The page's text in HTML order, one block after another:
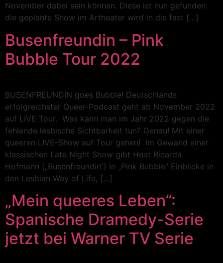
November dabei sein können. Diese ist nun gefunden:
die geplante Show im Artheater wird in die fast […]
Busenfreundin – Pink
Bubble Tour 2022
BUSENFREUNDIN goes Bubble! Deutschlands
erfolgreichster Queer-Podcast geht ab November 2022
auf LIVE Tour. Was kann man im Jahr 2022 gegen die
fehlende lesbische Sichtbarkeit tun? Genau! Mit einer
queeren LIVE-Show auf Tour gehen! Im Gewand einer
klassischen Late Night Show gibt Host Ricarda
Hofmann („Busenfreundin“) in „Pink Bubble“ Einblicke in
den Lesbian Way of Life, […]
„Mein queeres Leben”:
Spanische Dramedy-Serie
jetzt bei Warner TV Serie